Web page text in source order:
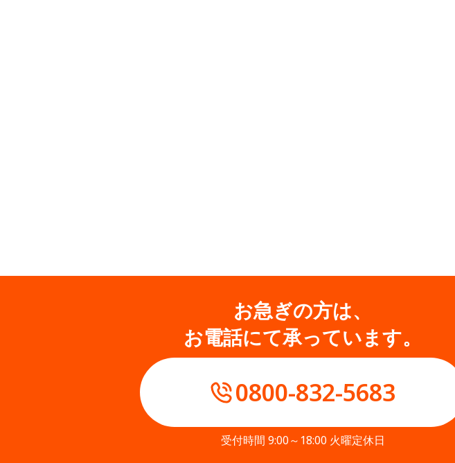
お急ぎの方は、
お電話にて承っています。
0800-832-5683
受付時間 9:00～18:00 火曜定休日